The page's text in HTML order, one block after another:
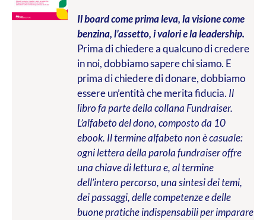
Il board come prima leva, la visione come
benzina, l’assetto, i valori e la leadership.
Prima di chiedere a qualcuno di credere
in noi, dobbiamo sapere chi siamo. E
prima di chiedere di donare, dobbiamo
essere un’entità che merita fiducia. Il
libro fa parte della collana Fundraiser.
L’alfabeto del dono, composto da 10
ebook. Il termine alfabeto non è casuale:
ogni lettera della parola fundraiser offre
una chiave di lettura e, al termine
dell’intero percorso, una sintesi dei temi,
dei passaggi, delle competenze e delle
buone pratiche indispensabili per imparare